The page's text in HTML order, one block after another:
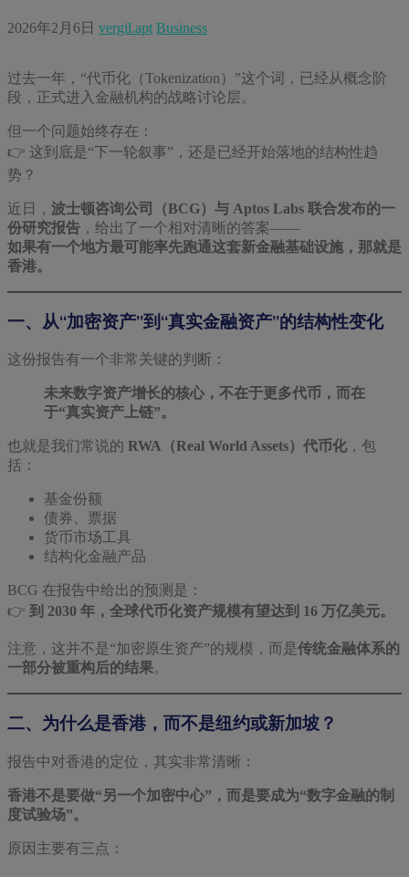
2026年2月6日 vergil.apt Business
过去一年，“代币化（Tokenization）”这个词，已经从概念阶
段，正式进入金融机构的战略讨论层。
但一个问题始终存在：
👉 这到底是“下一轮叙事”，还是已经开始落地的结构性趋
势？
近日， 波士顿咨询公司（BCG）与 Aptos Labs 联合发布的一
份研究报告 ，给出了一个相对清晰的答案——
如果有一个地方最可能率先跑通这套新金融基础设施，那就是
香港。
一、从“加密资产”到“真实金融资产”的结构性变化
这份报告有一个非常关键的判断：
未来数字资产增长的核心，不在于更多代币，而在
于“真实资产上链”。
也就是我们常说的 RWA（Real World Assets）代币化 ，包
括：
基金份额
债券、票据
货币市场工具
结构化金融产品
BCG 在报告中给出的预测是：
👉 到 2030 年，全球代币化资产规模有望达到 16 万亿美元。
注意，这并不是“加密原生资产”的规模，而是传统金融体系的
一部分被重构后的结果。
二、为什么是香港，而不是纽约或新加坡？
报告中对香港的定位，其实非常清晰：
香港不是要做“另一个加密中心”，而是要成为“数字金融的制
度试验场”。
原因主要有三点：